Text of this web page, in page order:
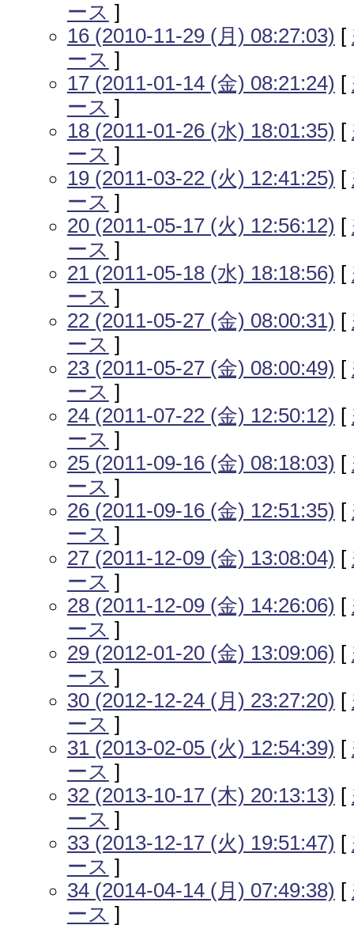
ース ]
16 (2010-11-29 (月) 08:27:03) [
ース ]
17 (2011-01-14 (金) 08:21:24) [
ース ]
18 (2011-01-26 (水) 18:01:35) [
ース ]
19 (2011-03-22 (火) 12:41:25) [
ース ]
20 (2011-05-17 (火) 12:56:12) [
ース ]
21 (2011-05-18 (水) 18:18:56) [
ース ]
22 (2011-05-27 (金) 08:00:31) [
ース ]
23 (2011-05-27 (金) 08:00:49) [
ース ]
24 (2011-07-22 (金) 12:50:12) [
ース ]
25 (2011-09-16 (金) 08:18:03) [
ース ]
26 (2011-09-16 (金) 12:51:35) [
ース ]
27 (2011-12-09 (金) 13:08:04) [
ース ]
28 (2011-12-09 (金) 14:26:06) [
ース ]
29 (2012-01-20 (金) 13:09:06) [
ース ]
30 (2012-12-24 (月) 23:27:20) [
ース ]
31 (2013-02-05 (火) 12:54:39) [
ース ]
32 (2013-10-17 (木) 20:13:13) [
ース ]
33 (2013-12-17 (火) 19:51:47) [
ース ]
34 (2014-04-14 (月) 07:49:38) [
ース ]